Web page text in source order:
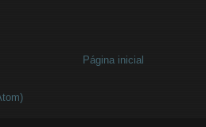
Página inicial